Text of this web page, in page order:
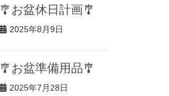
🎐お盆休日計画🎐
2025年8月9日
🎐お盆準備用品🎐
2025年7月28日